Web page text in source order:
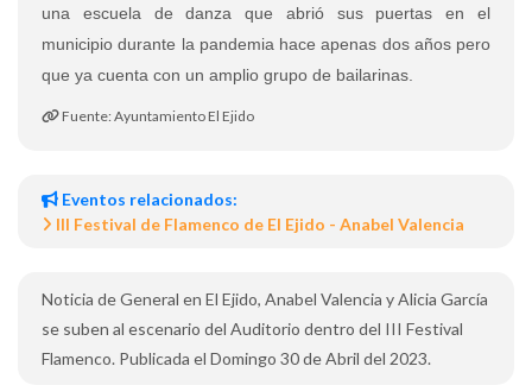
una escuela de danza que abrió sus puertas en el
municipio durante la pandemia hace apenas dos años pero
que ya cuenta con un amplio grupo de bailarinas.
Fuente: Ayuntamiento El Ejido
Eventos relacionados:
III Festival de Flamenco de El Ejido - Anabel Valencia
Noticia de General en El Ejido, Anabel Valencia y Alicia García
se suben al escenario del Auditorio dentro del III Festival
Flamenco. Publicada el Domingo 30 de Abril del 2023.